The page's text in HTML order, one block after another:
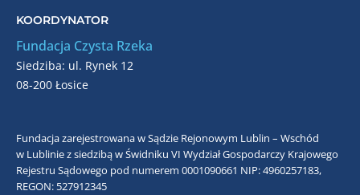
KOORDYNATOR
Fundacja Czysta Rzeka
Siedziba: ul. Rynek 12
08-200 Łosice
Fundacja zarejestrowana w Sądzie Rejonowym Lublin – Wschód
w Lublinie z siedzibą w Świdniku VI Wydział Gospodarczy Krajowego
Rejestru Sądowego pod numerem 0001090661 NIP: 4960257183,
REGON: 527912345